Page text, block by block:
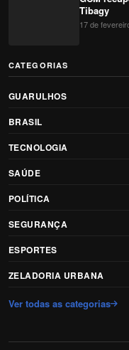
Tibagy
17 de
CATEGORIAS
GUARULHOS
BRASIL
TECNOLOGIA
SAÚDE
POLÍTICA
SEGURANÇA
ESPORTES
ZELADORIA URBANA
Ver todas as categorias